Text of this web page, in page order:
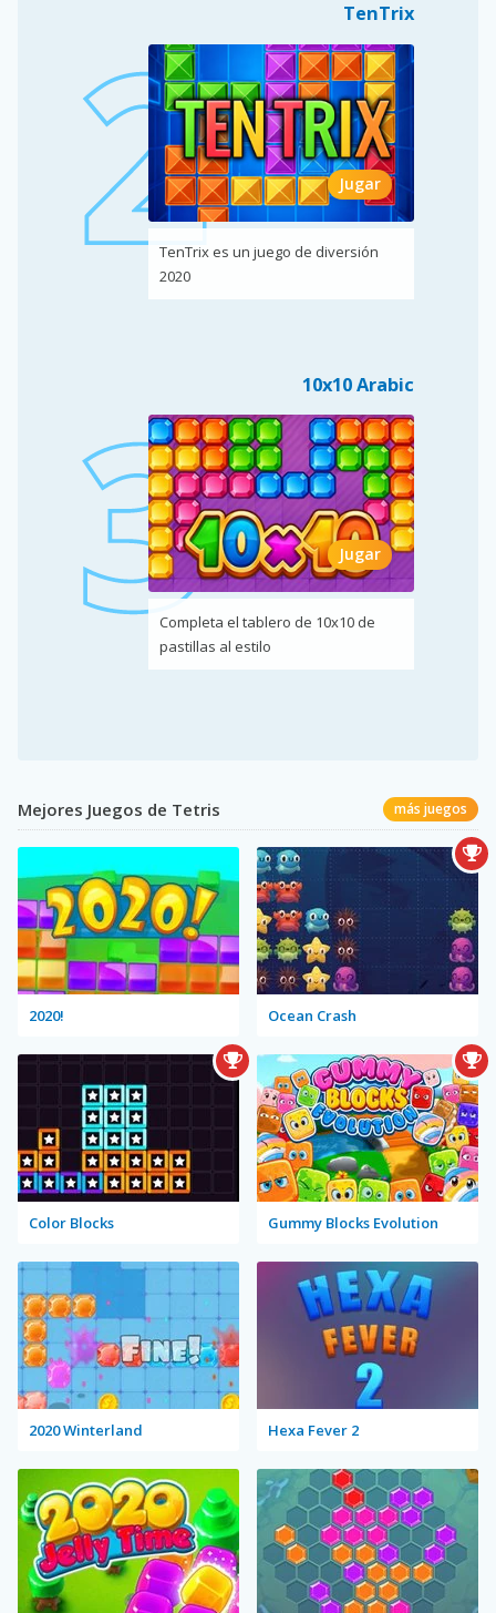
TenTrix
Jugar
TenTrix es un juego de diversión
2020
10x10 Arabic
Jugar
Completa el tablero de 10x10 de
pastillas al estilo
Mejores Juegos de Tetris más juegos
2020! Ocean Crash
Color Blocks Gummy Blocks Evolution
2020 Winterland Hexa Fever 2